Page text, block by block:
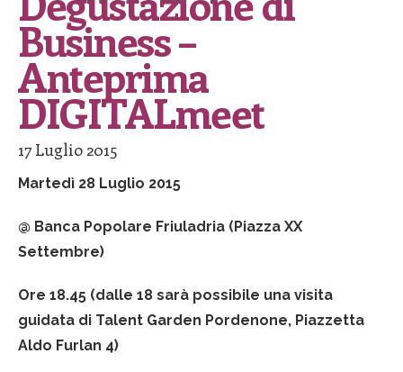
Business –
Anteprima
DIGITALmeet
17 Luglio 2015
Martedì 28 Luglio 2015
@ Banca Popolare Friuladria (Piazza XX
Settembre)
Ore 18.45 (dalle 18 sarà possibile una visita
guidata di Talent Garden Pordenone, Piazzetta
Aldo Furlan 4)